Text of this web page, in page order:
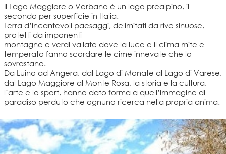
Il Lago Maggiore o Verbano è un lago prealpino, il
secondo per superficie in Italia.
Terra d’incantevoli paesaggi, delimitati da rive sinuose,
protetti da imponenti
montagne e verdi vallate dove la luce e il clima mite e
temperato fanno scordare le cime innevate che lo
sovrastano.
Da Luino ad Angera, dal Lago di Monate al Lago di Varese,
dal Lago Maggiore al Monte Rosa, la storia e la cultura,
l’arte e lo sport, hanno dato forma a quell’immagine di
paradiso perduto che ognuno ricerca nella propria anima.